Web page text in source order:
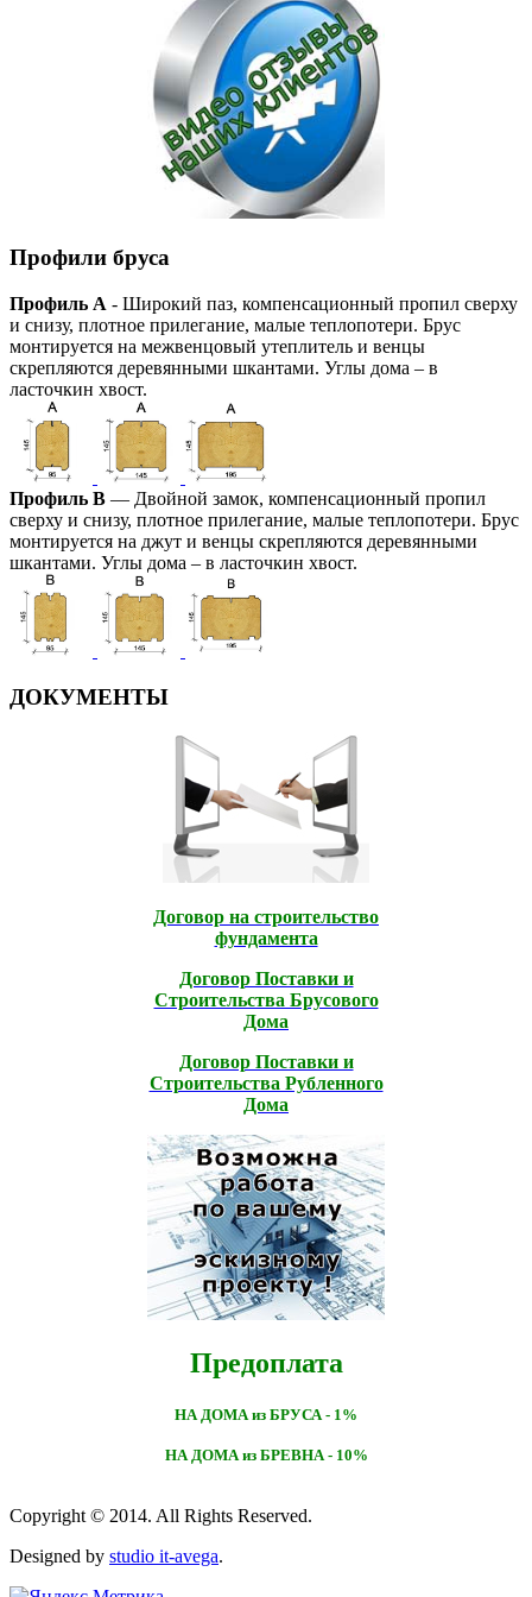
Профили бруса
Профиль А - Широкий паз, компенсационный пропил сверху
и снизу, плотное прилегание, малые теплопотери. Брус
монтируется на межвенцовый утеплитель и венцы
скрепляются деревянными шкантами. Углы дома – в
ласточкин хвост.
Профиль В — Двойной замок, компенсационный пропил
сверху и снизу, плотное прилегание, малые теплопотери. Брус
монтируется на джут и венцы скрепляются деревянными
шкантами. Углы дома – в ласточкин хвост.
ДОКУМЕНТЫ
Договор на строительство
фундамента
Договор Поставки и
Строительcтва Брусового
Дома
Договор Поставки и
Строительcтва Рубленного
Дома
Предоплата
НА ДОМА из БРУСА - 1%
НА ДОМА из БРЕВНА - 10%
Copyright © 2014. All Rights Reserved.
Designed by studio it-avega.